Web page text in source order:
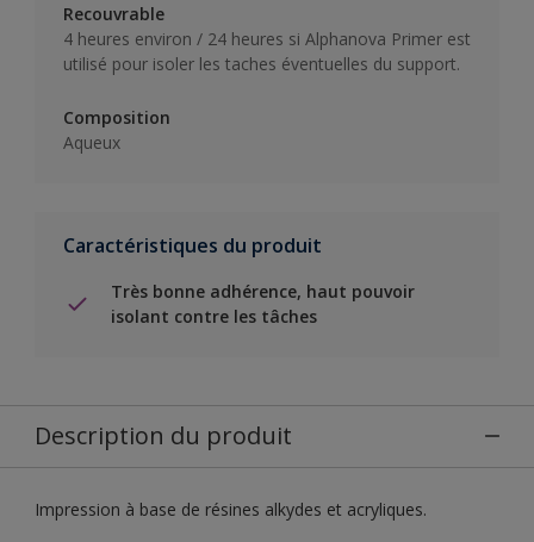
Recouvrable
4 heures environ / 24 heures si Alphanova Primer est
utilisé pour isoler les taches éventuelles du support.
Composition
Aqueux
Caractéristiques du produit
Très bonne adhérence, haut pouvoir
isolant contre les tâches
Description du produit
Impression à base de résines alkydes et acryliques.